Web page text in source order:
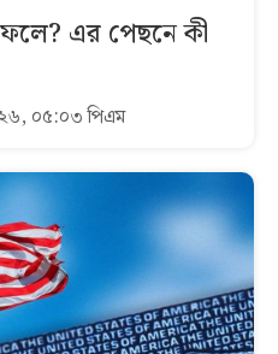
ফলে? এর পেছনে কী
০৫:০৩ পিএম